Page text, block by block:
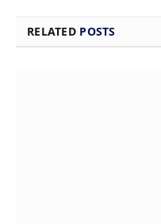
RELATED POSTS